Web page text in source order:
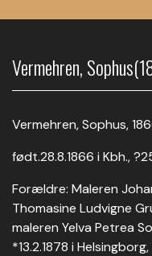
Vermehren,
Vermehren, Sophus,
født.28.8.1866 i Kbh.,
Forældre: Maleren
Thomasine Ludvigne
maleren Yelva Petrea
*13.2.1878 i